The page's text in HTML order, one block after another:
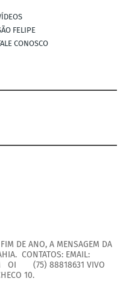
FELIPE
CONOSCO
DE ANO, A MENSAGEM DA
CONTATOS: EMAIL:
OI (75) 88818631 VIVO
10.